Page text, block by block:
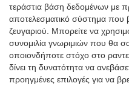
τεράστια βάση δεδομένων με
αποτελεσματικό σύστημα που
ζευγαριού. Μπορείτε να
συνομιλία γνωριμιών που θα
οποιονδήποτε στόχο στο
δίνει τη δυνατότητα να
προηγμένες επιλογές για να